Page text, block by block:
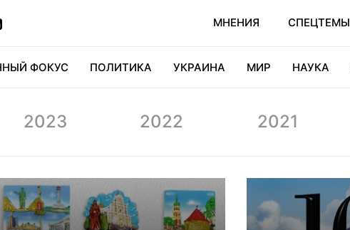
МНЕНИЯ СПЕЦТЕМЫ
ФОКУС ПОЛИТИКА УКРАИНА МИР НАУКА
2023 2022 2021